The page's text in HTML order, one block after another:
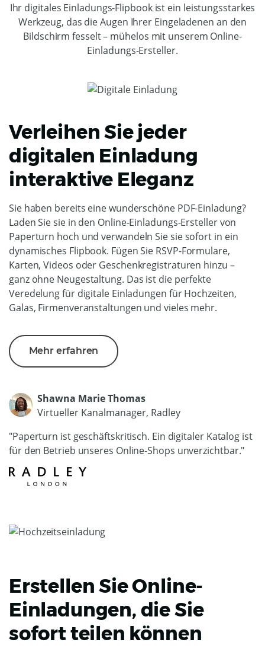
Ihr digitales Einladungs-Flipbook ist ein leistungsstarkes
Werkzeug, das die Augen Ihrer Eingeladenen an den
Bildschirm fesselt – mühelos mit unserem Online-
Einladungs-Ersteller.
Verleihen Sie jeder
digitalen Einladung
interaktive Eleganz
Sie haben bereits eine wunderschöne PDF-Einladung?
Laden Sie sie in den Online-Einladungs-Ersteller von
Paperturn hoch und verwandeln Sie sie sofort in ein
dynamisches Flipbook. Fügen Sie RSVP-Formulare,
Karten, Videos oder Geschenkregistraturen hinzu –
ganz ohne Neugestaltung. Das ist die perfekte
Veredelung für digitale Einladungen für Hochzeiten,
Galas, Firmenveranstaltungen und vieles mehr.
Mehr erfahren
Shawna Marie Thomas
Virtueller Kanalmanager, Radley
"Paperturn ist geschäftskritisch. Ein digitaler Katalog ist
für den Betrieb unseres Online-Shops unverzichtbar."
Erstellen Sie Online-
Einladungen, die Sie
sofort teilen können